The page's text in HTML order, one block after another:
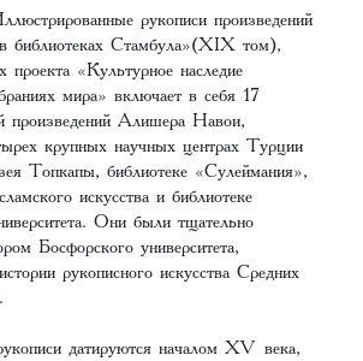
рукописи произведений
библиотеках Стамбула»(XIX том),
проекта «Культурное наследие
мира» включает в себя 17
произведений Алишера Навои,
крупных научных центрах Турции
Топкапы, библиотеке «Сулеймания»,
искусства и библиотеке
Они были тщательно
Босфорского университета,
рукописного искусства Средних
датируются началом XV века,